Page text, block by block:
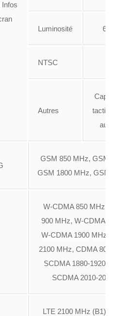
Infos
Luminosité 600
NTSC
Autres
tactile,
aux
GSM 850 MHz, GSM
GSM 1800 MHz, GSM
W-CDMA 850 MHz, W-
900 MHz, W-CDMA
W-CDMA 1900 MHz, W-
2100 MHz, CDMA 800
SCDMA 1880-1920
SCDMA 2010-2025
LTE 2100 MHz (B1),